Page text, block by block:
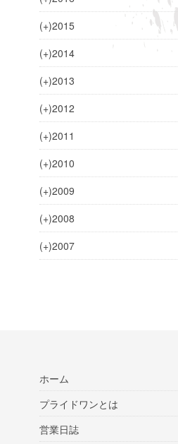
(+)2015
(+)2014
(+)2013
(+)2012
(+)2011
(+)2010
(+)2009
(+)2008
(+)2007
ホーム
プライドワンとは
営業日誌